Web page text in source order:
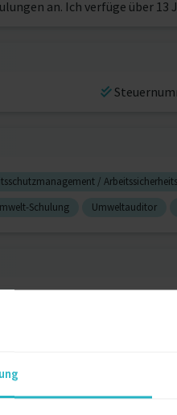
an. Ich verfüge über 13
/
Schulung Umweltauditor